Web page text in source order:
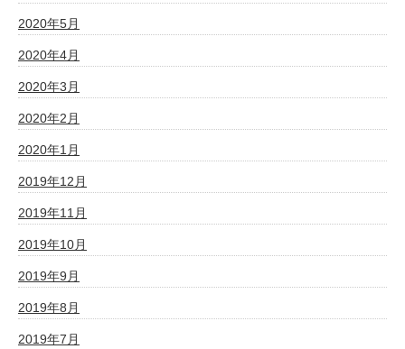
2020年5月
2020年4月
2020年3月
2020年2月
2020年1月
2019年12月
2019年11月
2019年10月
2019年9月
2019年8月
2019年7月